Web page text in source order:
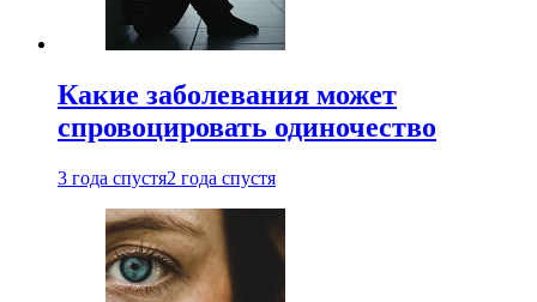
Какие заболевания может
спровоцировать одиночество
3 года спустя2 года спустя